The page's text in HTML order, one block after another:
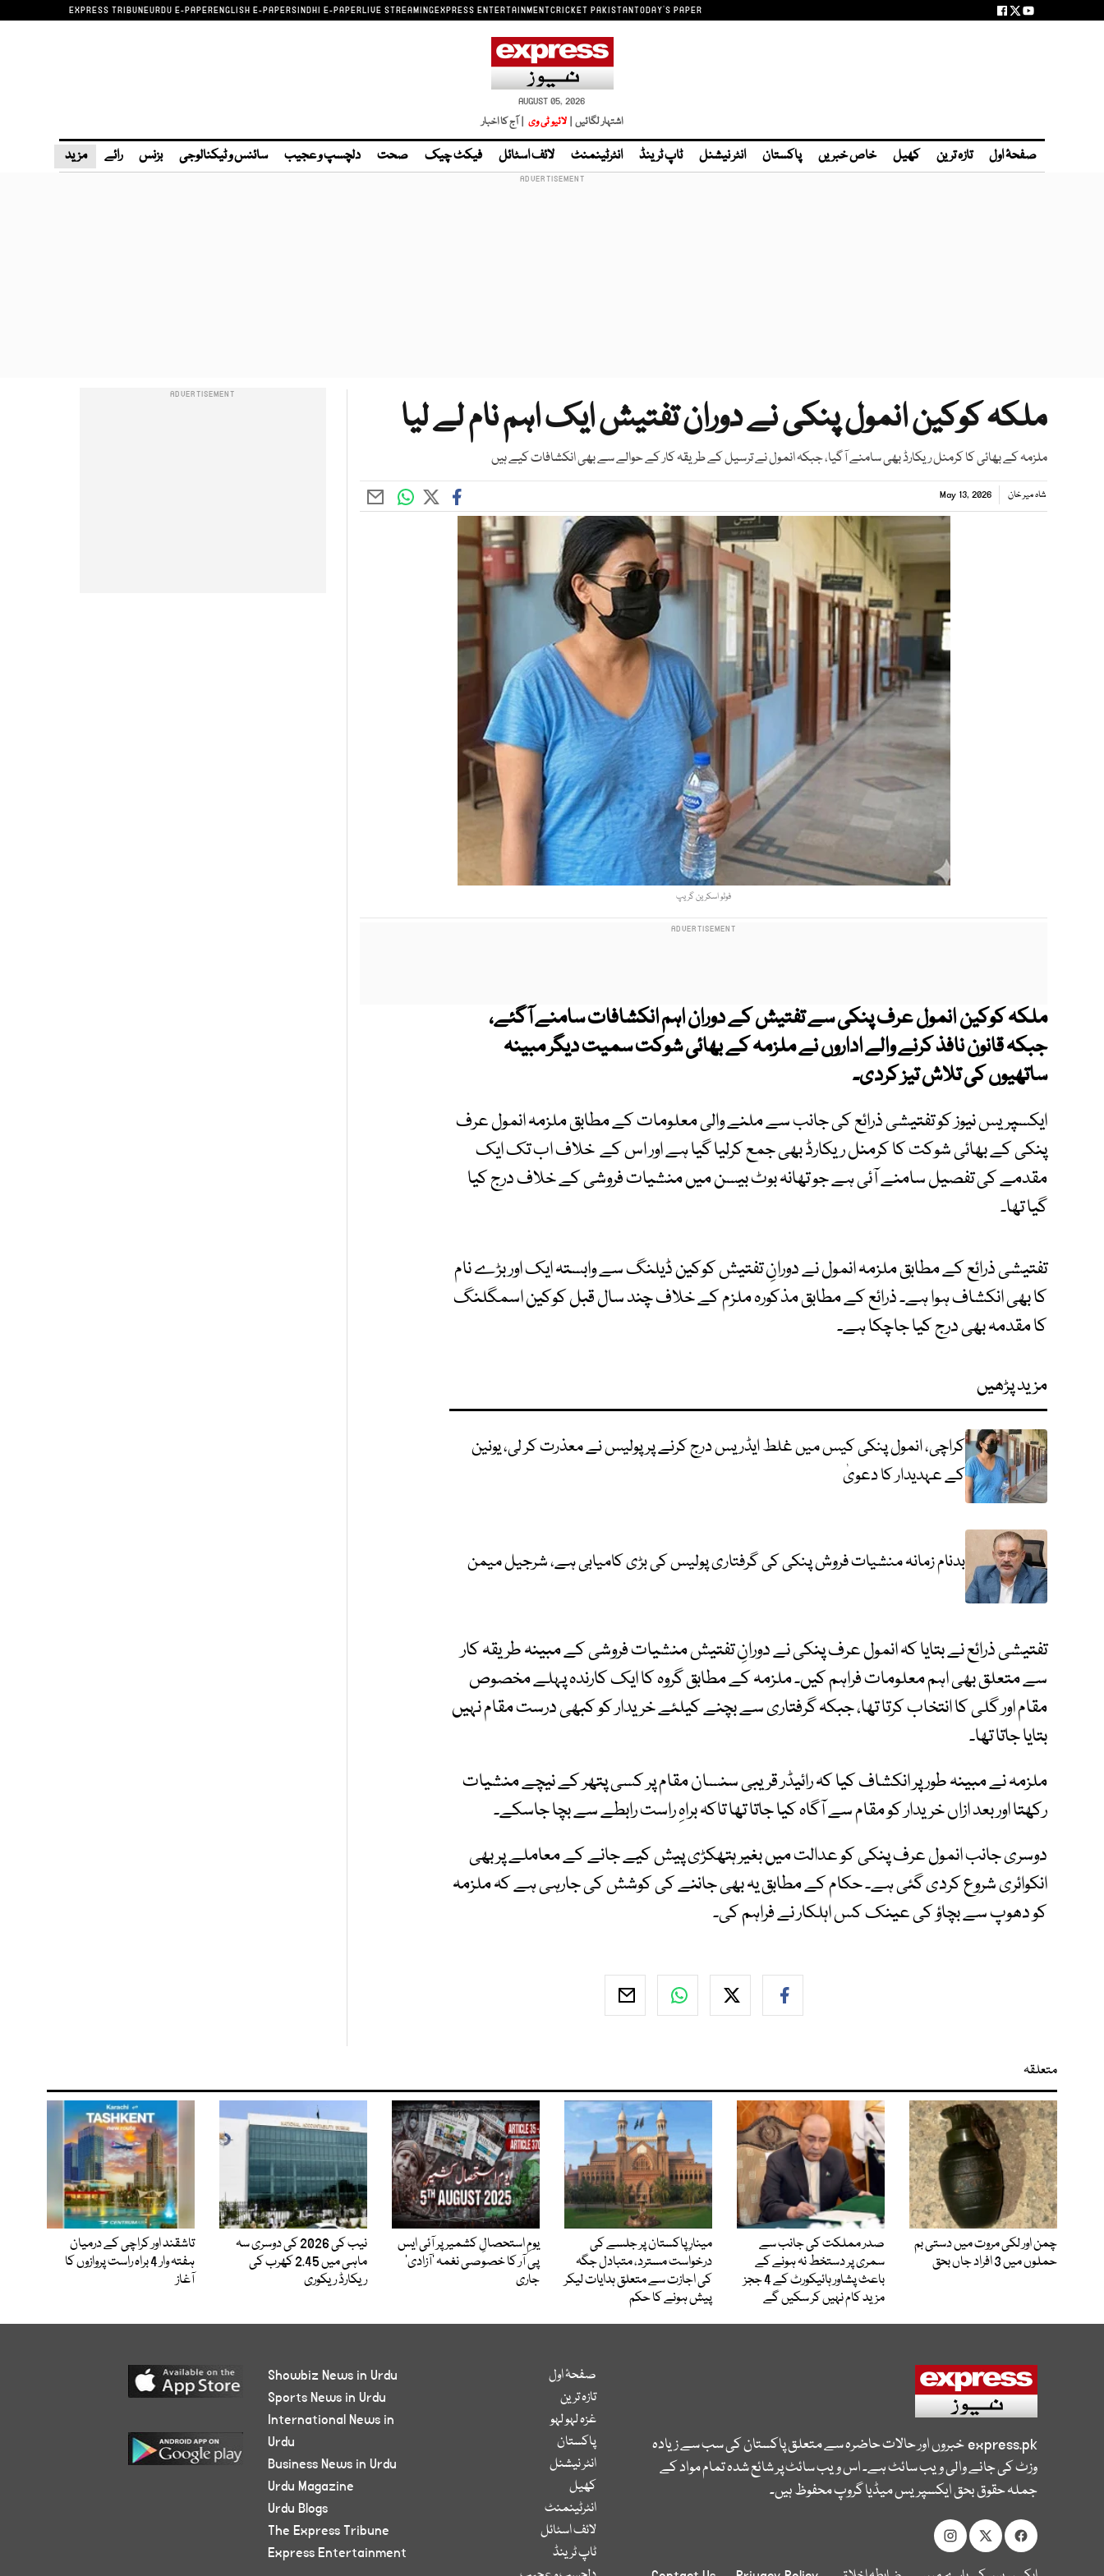
EXPRESS TRIBUNEURDU E-PAPERENGLISH E-PAPERSINDHI E-PAPERLIVE STREAMINGEXPRESS ENTERTAINMENTCRICKET PAKISTANTODAY'S PAPER
AUGUST 05, 2026
اشتہار لگائیں | لائیو ٹی وی | آج کا اخبار
صفحۂ اول تازہ ترین کھیل خاص خبریں پاکستان انٹر نیشنل ٹاپ ٹرینڈ انٹرٹینمنٹ لائف اسٹائل فیکٹ چیک صحت دلچسپ و عجیب سائنس و ٹیکنالوجی بزنس رائے مزید
ملکہ کوکین انمول پنکی نے دوران تفتیش ایک اہم نام لے لیا
ملزمہ کے بھائی کا کرمنل ریکارڈ بھی سامنے آگیا، جبکہ انمول نے ترسیل کے طریقہ کار کے حوالے سے بھی انکشافات کیے ہیں
شاہ میر خان May 13, 2026
فوٹو اسکرین گریپ
ملکہ کوکین انمول عرف پنکی سے تفتیش کے دوران اہم انکشافات سامنے آگئے،
جبکہ قانون نافذ کرنے والے اداروں نے ملزمہ کے بھائی شوکت سمیت دیگر مبینہ
ساتھیوں کی تلاش تیز کردی۔
ایکسپریس نیوز کو تفتیشی ذرائع کی جانب سے ملنے والی معلومات کے مطابق ملزمہ انمول عرف
پنکی کے بھائی شوکت کا کرمنل ریکارڈ بھی جمع کرلیا گیا ہے اور اس کے خلاف اب تک ایک
مقدمے کی تفصیل سامنے آئی ہے جو تھانہ بوٹ بیسن میں منشیات فروشی کے خلاف درج کیا
گیا تھا۔
تفتیشی ذرائع کے مطابق ملزمہ انمول نے دورانِ تفتیش کوکین ڈیلنگ سے وابستہ ایک اور بڑے نام
کا بھی انکشاف ہوا ہے۔ ذرائع کے مطابق مذکورہ ملزم کے خلاف چند سال قبل کوکین اسمگلنگ
کا مقدمہ بھی درج کیا جاچکا ہے۔
مزید پڑھیں
کراچی، انمول پنکی کیس میں غلط ایڈریس درج کرنے پر پولیس نے معذرت کر لی، یونین
کے عہدیدار کا دعویٰ
بدنام زمانہ منشیات فروش پنکی کی گرفتاری پولیس کی بڑی کامیابی ہے، شرجیل میمن
تفتیشی ذرائع نے بتایا کہ انمول عرف پنکی نے دورانِ تفتیش منشیات فروشی کے مبینہ طریقہ کار
سے متعلق بھی اہم معلومات فراہم کیں۔ ملزمہ کے مطابق گروہ کا ایک کارندہ پہلے مخصوص
مقام اور گلی کا انتخاب کرتا تھا، جبکہ گرفتاری سے بچنے کیلئے خریدار کو کبھی درست مقام نہیں
بتایا جاتا تھا۔
ملزمہ نے مبینہ طور پر انکشاف کیا کہ رائیڈر قریبی سنسان مقام پر کسی پتھر کے نیچے منشیات
رکھتا اور بعد ازاں خریدار کو مقام سے آگاہ کیا جاتا تھا تاکہ براہِ راست رابطے سے بچا جاسکے۔
دوسری جانب انمول عرف پنکی کو عدالت میں بغیر ہتھکڑی پیش کیے جانے کے معاملے پر بھی
انکوائری شروع کردی گئی ہے۔ حکام کے مطابق یہ بھی جاننے کی کوشش کی جارہی ہے کہ ملزمہ
کو دھوپ سے بچاؤ کی عینک کس اہلکار نے فراہم کی۔
متعلقہ
چمن اور لکی مروت میں دستی بم
حملوں میں 3 افراد جاں بحق
صدر مملکت کی جانب سے
سمری پر دستخط نہ ہونے کے
باعث پشاور ہائیکورٹ کے 4 ججز
مزید کام نہیں کر سکیں گے
مینارِ پاکستان پر جلسے کی
درخواست مسترد، متبادل جگہ
کی اجازت سے متعلق ہدایات لیکر
پیش ہونے کا حکم
یومِ استحصالِ کشمیر پر آئی ایس
پی آر کا خصوصی نغمہ ’آزادی‘
جاری
نیب کی 2026 کی دوسری سہ
ماہی میں 2.45 کھرب کی
ریکارڈ ریکوری
تاشقند اور کراچی کے درمیان
ہفتہ وار 4 براہ راست پروازوں کا
آغاز
express.pkخبروں اور حالات حاضرہ سے متعلق پاکستان کی سب سے زیادہ
وزٹ کی جانے والی ویب سائٹ ہے۔ اس ویب سائٹ پر شائع شدہ تمام مواد کے
جملہ حقوق بحق ایکسپریس میڈیا گروپ محفوظ ہیں۔
صفحۂ اول
تازہ ترین
غزہ لہو لہو
پاکستان
انٹر نیشنل
کھیل
انٹرٹینمنٹ
لائف اسٹائل
ٹاپ ٹرینڈ
Showbiz News in Urdu
Sports News in Urdu
International News in
Urdu
Business News in Urdu
Urdu Magazine
Urdu Blogs
The Express Tribune
Express Entertainment